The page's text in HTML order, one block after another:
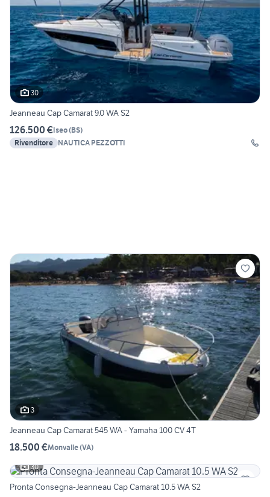
30
Jeanneau Cap Camarat 9.0 WA S2
126.500 €Iseo(BS)
Rivenditore NAUTICA PEZZOTTI
3
Jeanneau Cap Camarat 545 WA - Yamaha 100 CV 4T
18.500 €Monvalle(VA)
30
Pronta Consegna-Jeanneau Cap Camarat 10.5 WA S2